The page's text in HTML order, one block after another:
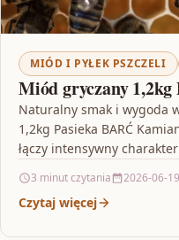
MIÓD I PYŁEK PSZCZELI
Miód gryczany
Naturalny smak i wygoda
1,2kg Pasieka BARĆ
łączy intensywny
3 minut czytania 2026-06-19
Czytaj więcej